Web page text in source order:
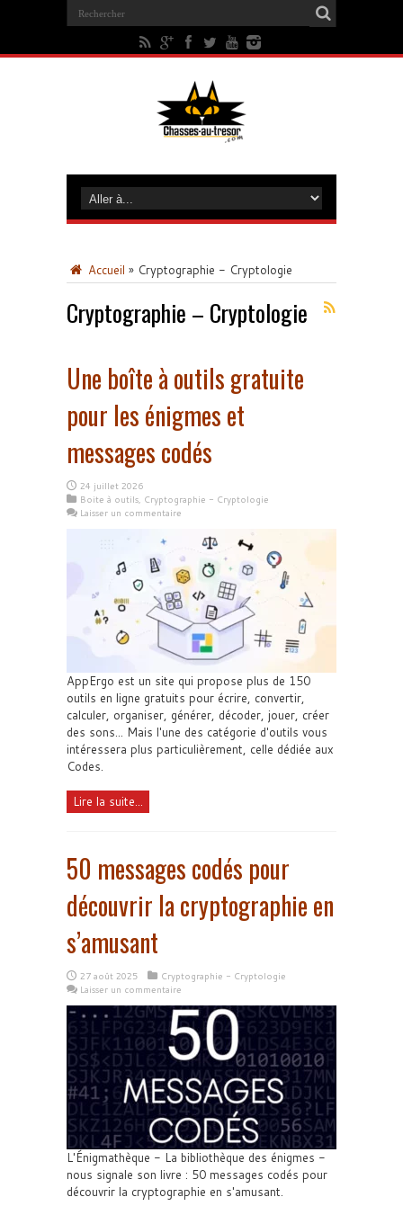
Accueil » Cryptographie - Cryptologie
Cryptographie – Cryptologie
Une boîte à outils gratuite
pour les énigmes et
messages codés
24 juillet 2026
Boite à outils, Cryptographie - Cryptologie
Laisser un commentaire
AppErgo est un site qui propose plus de 150
outils en ligne gratuits pour écrire, convertir,
calculer, organiser, générer, décoder, jouer, créer
des sons... Mais l'une des catégorie d'outils vous
intéressera plus particulièrement, celle dédiée aux
Codes.
Lire la suite...
50 messages codés pour
découvrir la cryptographie en
s’amusant
27 août 2025
Cryptographie - Cryptologie
Laisser un commentaire
L'Énigmathèque - La bibliothèque des énigmes -
nous signale son livre : 50 messages codés pour
découvrir la cryptographie en s'amusant.